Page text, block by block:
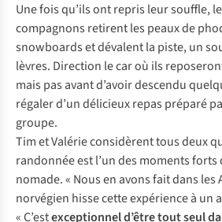
Une fois qu’ils ont repris leur souffle,
compagnons retirent les peaux de
snowboards et dévalent la piste, un
lèvres. Direction le car où ils
mais pas avant d’avoir descendu
régaler d’un délicieux repas préparé
groupe.
Tim et Valérie considèrent tous deux
randonnée est l’un des moments forts
nomade. « Nous en avons fait dans les
norvégien hisse cette expérience à un
« C’estexceptionnel d’être tout seul